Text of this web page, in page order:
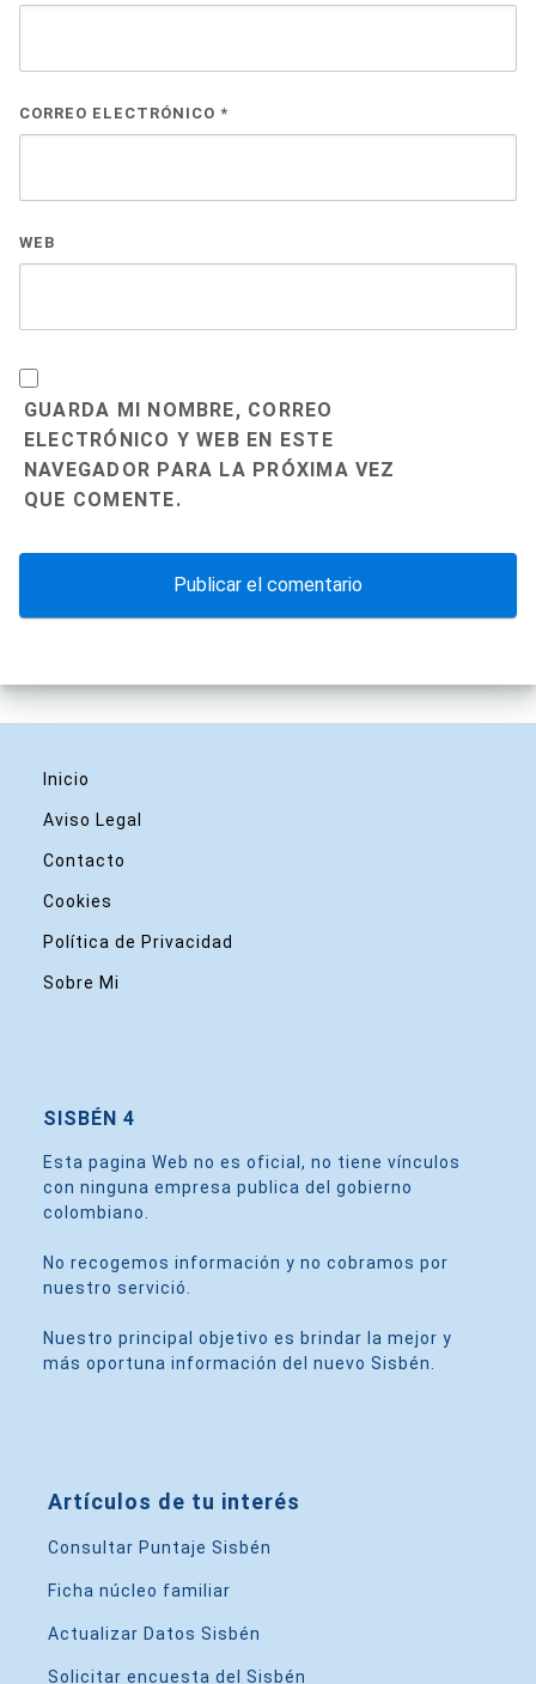
CORREO ELECTRÓNICO *
WEB
GUARDA MI NOMBRE, CORREO
ELECTRÓNICO Y WEB EN ESTE
NAVEGADOR PARA LA PRÓXIMA VEZ
QUE COMENTE.
Inicio
Aviso Legal
Contacto
Cookies
Política de Privacidad
Sobre Mi
SISBÉN 4
Esta pagina Web no es oficial, no tiene vínculos
con ninguna empresa publica del gobierno
colombiano.
No recogemos información y no cobramos por
nuestro servició.
Nuestro principal objetivo es brindar la mejor y
más oportuna información del nuevo Sisbén.
Artículos de tu interés
Consultar Puntaje Sisbén
Ficha núcleo familiar
Actualizar Datos Sisbén
Solicitar encuesta del Sisbén